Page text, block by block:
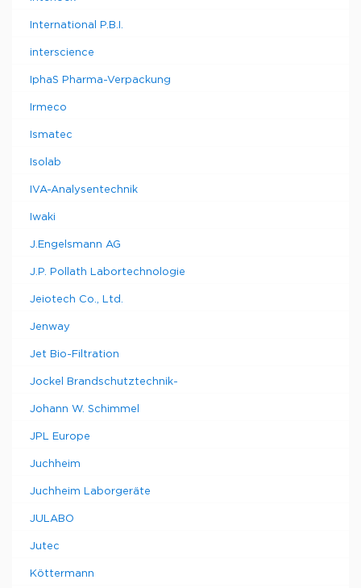
International P.B.I.
interscience
IphaS Pharma-Verpackung
Irmeco
Ismatec
Isolab
IVA-Analysentechnik
Iwaki
J.Engelsmann AG
J.P. Pollath Labortechnologie
Jeiotech Co., Ltd.
Jenway
Jet Bio-Filtration
Jockel Brandschutztechnik-
Johann W. Schimmel
JPL Europe
Juchheim
Juchheim Laborgeräte
JULABO
Jutec
Köttermann